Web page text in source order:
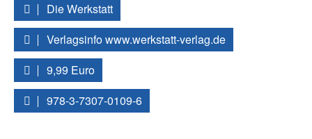
Die Werkstatt
Verlagsinfo www.werkstatt-verlag.de
9,99 Euro
978-3-7307-0109-6